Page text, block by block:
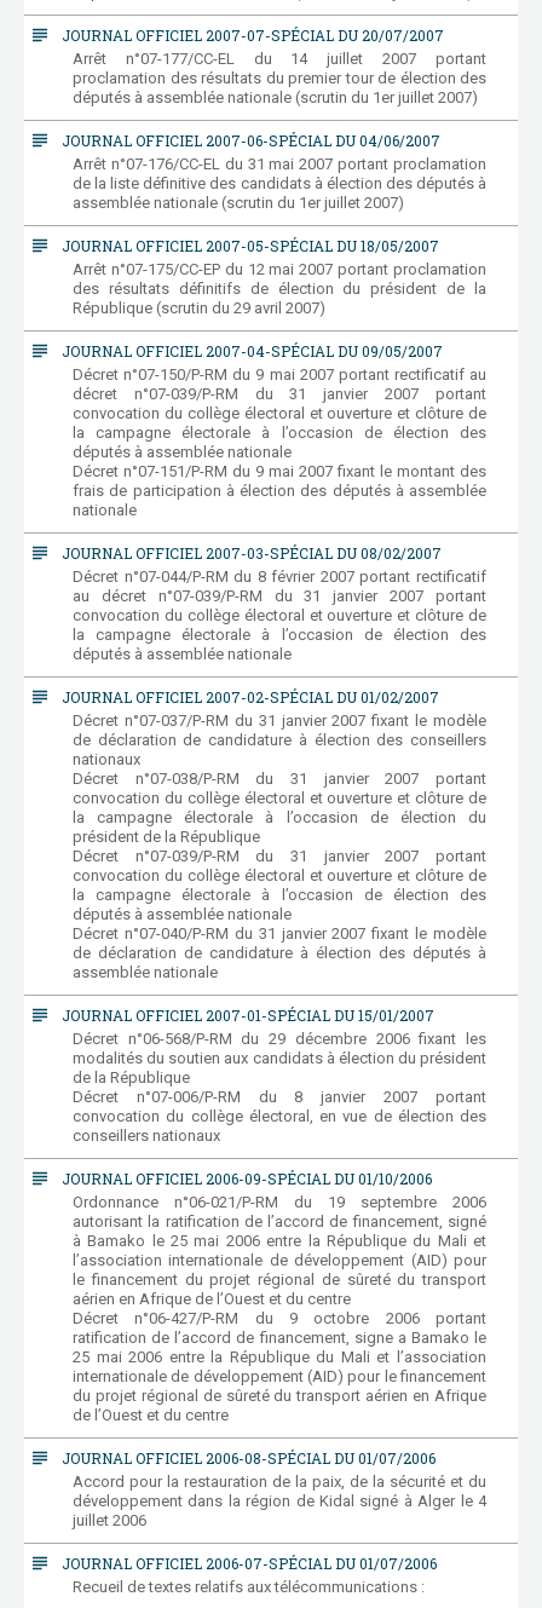
subject JOURNAL OFFICIEL 2007-07-SPÉCIAL DU 20/07/2007
Arrêt n°07-177/CC-EL du 14 juillet 2007 portant
proclamation des résultats du premier tour de élection des
députés à assemblée nationale (scrutin du 1er juillet 2007)
subject JOURNAL OFFICIEL 2007-06-SPÉCIAL DU 04/06/2007
Arrêt n°07-176/CC-EL du 31 mai 2007 portant proclamation
de la liste définitive des candidats à élection des députés à
assemblée nationale (scrutin du 1er juillet 2007)
subject JOURNAL OFFICIEL 2007-05-SPÉCIAL DU 18/05/2007
Arrêt n°07-175/CC-EP du 12 mai 2007 portant proclamation
des résultats définitifs de élection du président de la
République (scrutin du 29 avril 2007)
subject JOURNAL OFFICIEL 2007-04-SPÉCIAL DU 09/05/2007
Décret n°07-150/P-RM du 9 mai 2007 portant rectificatif au
décret n°07-039/P-RM du 31 janvier 2007 portant
convocation du collège électoral et ouverture et clôture de
la campagne électorale à l’occasion de élection des
députés à assemblée nationale
Décret n°07-151/P-RM du 9 mai 2007 fixant le montant des
frais de participation à élection des députés à assemblée
nationale
subject JOURNAL OFFICIEL 2007-03-SPÉCIAL DU 08/02/2007
Décret n°07-044/P-RM du 8 février 2007 portant rectificatif
au décret n°07-039/P-RM du 31 janvier 2007 portant
convocation du collège électoral et ouverture et clôture de
la campagne électorale à l’occasion de élection des
députés à assemblée nationale
subject JOURNAL OFFICIEL 2007-02-SPÉCIAL DU 01/02/2007
Décret n°07-037/P-RM du 31 janvier 2007 fixant le modèle
de déclaration de candidature à élection des conseillers
nationaux
Décret n°07-038/P-RM du 31 janvier 2007 portant
convocation du collège électoral et ouverture et clôture de
la campagne électorale à l’occasion de élection du
président de la République
Décret n°07-039/P-RM du 31 janvier 2007 portant
convocation du collège électoral et ouverture et clôture de
la campagne électorale à l’occasion de élection des
députés à assemblée nationale
Décret n°07-040/P-RM du 31 janvier 2007 fixant le modèle
de déclaration de candidature à élection des députés à
assemblée nationale
subject JOURNAL OFFICIEL 2007-01-SPÉCIAL DU 15/01/2007
Décret n°06-568/P-RM du 29 décembre 2006 fixant les
modalités du soutien aux candidats à élection du président
de la République
Décret n°07-006/P-RM du 8 janvier 2007 portant
convocation du collège électoral, en vue de élection des
conseillers nationaux
subject JOURNAL OFFICIEL 2006-09-SPÉCIAL DU 01/10/2006
Ordonnance n°06-021/P-RM du 19 septembre 2006
autorisant la ratification de l’accord de financement, signé
à Bamako le 25 mai 2006 entre la République du Mali et
l’association internationale de développement (AID) pour
le financement du projet régional de sûreté du transport
aérien en Afrique de l’Ouest et du centre
Décret n°06-427/P-RM du 9 octobre 2006 portant
ratification de l’accord de financement, signe a Bamako le
25 mai 2006 entre la République du Mali et l’association
internationale de développement (AID) pour le financement
du projet régional de sûreté du transport aérien en Afrique
de l’Ouest et du centre
subject JOURNAL OFFICIEL 2006-08-SPÉCIAL DU 01/07/2006
Accord pour la restauration de la paix, de la sécurité et du
développement dans la région de Kidal signé à Alger le 4
juillet 2006
subject JOURNAL OFFICIEL 2006-07-SPÉCIAL DU 01/07/2006
Recueil de textes relatifs aux télécommunications :